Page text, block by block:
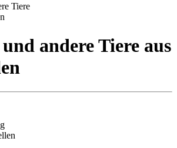
Tiere
andere Tiere aus